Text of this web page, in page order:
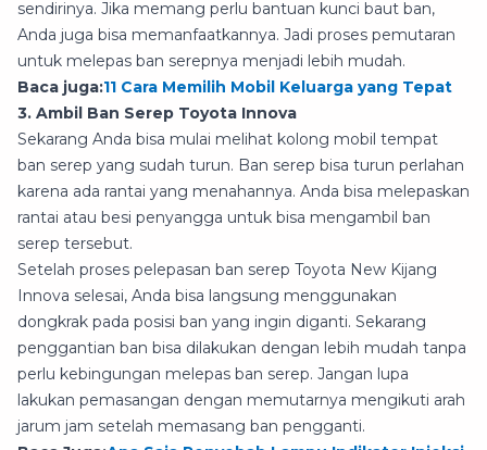
sendirinya. Jika memang perlu bantuan kunci baut ban,
Anda juga bisa memanfaatkannya. Jadi proses pemutaran
untuk melepas ban serepnya menjadi lebih mudah.
Baca juga:11 Cara Memilih Mobil Keluarga yang Tepat
3. Ambil Ban Serep Toyota Innova
Sekarang Anda bisa mulai melihat kolong mobil tempat
ban serep yang sudah turun. Ban serep bisa turun perlahan
karena ada rantai yang menahannya. Anda bisa melepaskan
rantai atau besi penyangga untuk bisa mengambil ban
serep tersebut.
Setelah proses pelepasan ban serep Toyota New Kijang
Innova selesai, Anda bisa langsung menggunakan
dongkrak pada posisi ban yang ingin diganti. Sekarang
penggantian ban bisa dilakukan dengan lebih mudah tanpa
perlu kebingungan melepas ban serep. Jangan lupa
lakukan pemasangan dengan memutarnya mengikuti arah
jarum jam setelah memasang ban pengganti.